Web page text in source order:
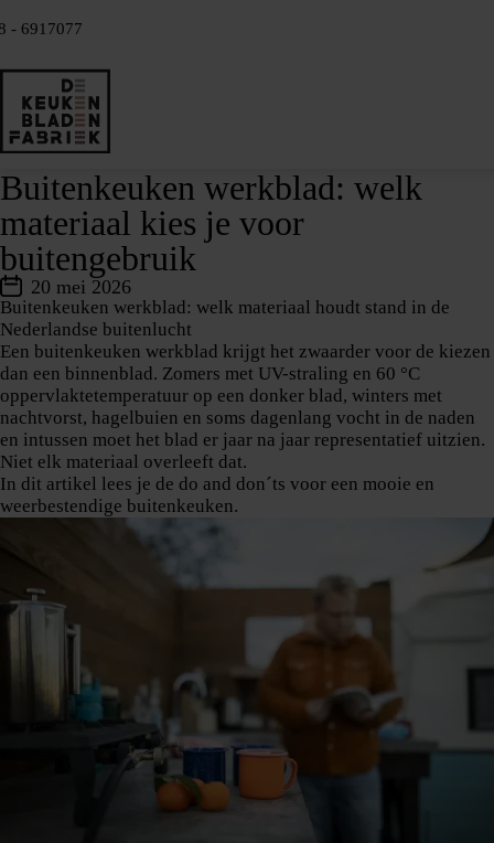
- 6917077
Buitenkeuken werkblad: welk
materiaal kies je voor
buitengebruik
20 mei 2026
Buitenkeuken werkblad: welk materiaal houdt stand in de
Nederlandse buitenlucht
Een buitenkeuken werkblad krijgt het zwaarder voor de kiezen
dan een binnenblad. Zomers met UV-straling en 60 °C
oppervlaktetemperatuur op een donker blad, winters met
nachtvorst, hagelbuien en soms dagenlang vocht in de naden
en intussen moet het blad er jaar na jaar representatief uitzien.
Niet elk materiaal overleeft dat.
In dit artikel lees je de do and don´ts voor een mooie en
weerbestendige buitenkeuken.